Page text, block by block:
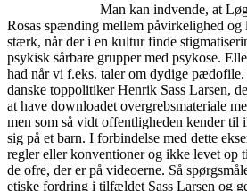
Man kan indvende, at
Rosas spænding mellem påvirkelighed
stærk, når der i en kultur finde
psykisk sårbare grupper med psykose.
had når vi f.eks. taler om dydige
danske toppolitiker Henrik Sass Larsen,
at have downloadet overgrebsmateriale
men som så vidt offentligheden kender til
sig på et barn. I forbindelse med dette
regler eller konventioner og ikke levet op
de ofre, der er på videoerne. Så
etiske fordring i tilfældet Sass Larsen og